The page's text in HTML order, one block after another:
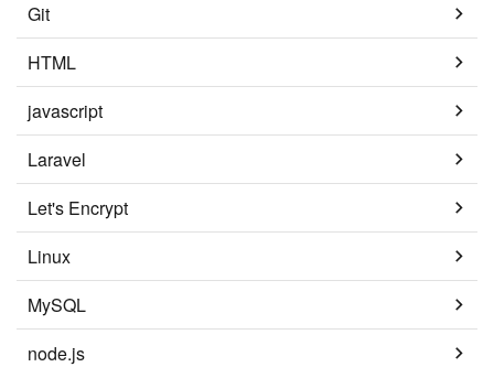
Git
HTML
javascript
Laravel
Let's Encrypt
Linux
MySQL
node.js